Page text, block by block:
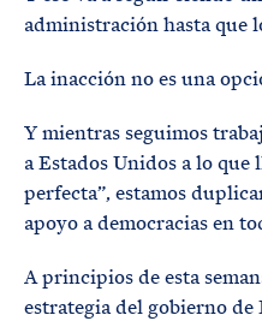
administración hasta que
La inacción no es una
Y mientras seguimos
a Estados Unidos a lo que
perfecta”, estamos
apoyo a democracias en
A principios de esta
estrategia del gobierno de